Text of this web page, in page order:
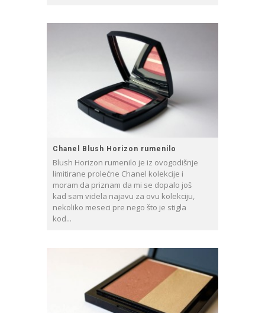
Chanel Blush Horizon rumenilo
Blush Horizon rumenilo je iz ovogodišnje
limitirane prolećne Chanel kolekcije i
moram da priznam da mi se dopalo još
kad sam videla najavu za ovu kolekciju,
nekoliko meseci pre nego što je stigla
kod...